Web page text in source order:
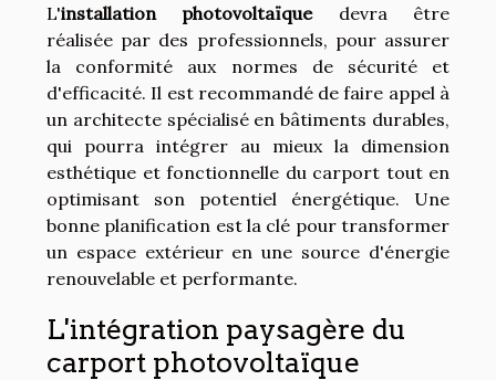
L'installation photovoltaïquedevra être
réalisée par des professionnels, pour assurer
la conformité aux normes de sécurité et
d'efficacité. Il est recommandé de faire appel à
un architecte spécialisé en bâtiments durables,
qui pourra intégrer au mieux la dimension
esthétique et fonctionnelle du carport tout en
optimisant son potentiel énergétique. Une
bonne planification est la clé pour transformer
un espace extérieur en une source d'énergie
renouvelable et performante.
L'intégration paysagère du
carport photovoltaïque